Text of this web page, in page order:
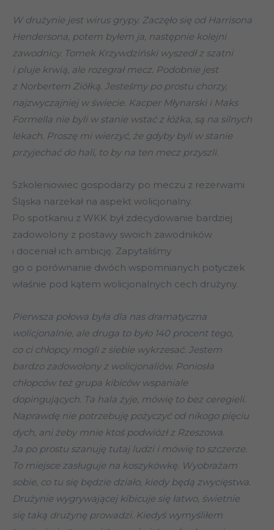
W drużynie jest wirus grypy. Zaczęło się od Harrisona
Hendersona, potem byłem ja, następnie kolejni
zawodnicy. Tomek Krzywdziński wyszedł z szatni
i pluje krwią, ale rozegrał mecz. Podobnie jest
z Norbertem Ziółką. Jesteśmy po prostu chorzy,
najzwyczajniej w świecie. Kacper Młynarski i Maks
Formella nie byli w stanie wstać z łóżka, są na silnych
lekach. Proszę mi wierzyć, że gdyby byli w stanie
przyjechać do hali, to by na ten mecz przyszli.
Szkoleniowiec gospodarzy po meczu z rezerwami
Śląska narzekał na aspekt wolicjonalny.
Po spotkaniu z WKK był zdecydowanie bardziej
zadowolony z postawy swoich zawodników
i doceniał ich ambicję. Zapytaliśmy
go o porównanie dwóch wspomnianych potyczek
właśnie pod kątem wolicjonalnych cech drużyny.
Pierwsza połowa była dla nas dramatyczna
wolicjonalnie, ale druga to było 140 procent tego,
co ci chłopcy mogli z siebie wykrzesać. Jestem
bardzo zadowolony z wolicjonaliów. Poniosła
chłopców też grupa kibiców wspaniale
dopingujących. Ta hala żyje, mówię to bez ceregieli.
Naprawdę nie potrzebuję pożyczyć od nikogo pięciu
dych, ani żeby mnie ktoś podwiózł z Rzeszowa.
Ja po prostu szanuję tutaj ludzi i mówię to szczerze.
To miejsce zasługuje na koszykówkę. Wyobrażam
sobie, co tu się będzie działo, kiedy będą zwycięstwa.
Drużynie wygrywającej kibicuje się łatwo, świetnie
się taką drużynę prowadzi. Kiedyś wymyśliłem